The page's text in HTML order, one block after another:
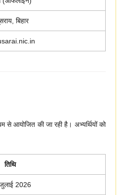
बिहार
आयोजित की जा रही है। अभ्यर्थियों को
तिथि
2026